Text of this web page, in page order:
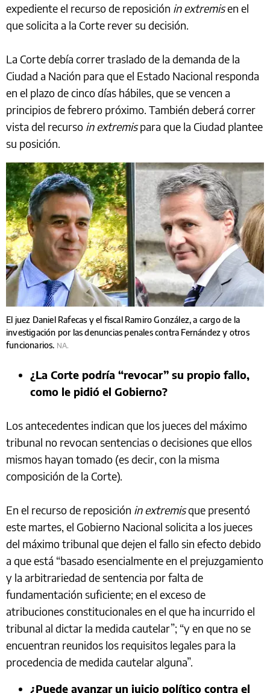
expediente el recurso de reposición in extremisen el
que solicita a la Corte rever su decisión.
La Corte debía correr traslado de la demanda de la
Ciudad a Nación para que el Estado Nacional responda
en el plazo de cinco días hábiles, que se vencen a
principios de febrero próximo. También deberá correr
vista del recurso in extremispara que la Ciudad plantee
su posición.
El juez Daniel Rafecas y el fiscal Ramiro González, a cargo de la
investigación por las denuncias penales contra Fernández y otros
funcionarios. NA.
¿La Corte podría “revocar” su propio fallo,
como le pidió el Gobierno?
Los antecedentes indican que los jueces del máximo
tribunal no revocan sentencias o decisiones que ellos
mismos hayan tomado (es decir, con la misma
composición de la Corte).
En el recurso de reposición in extremisque presentó
este martes, el Gobierno Nacional solicita a los jueces
del máximo tribunal que dejen el fallo sin efecto debido
a que está “basado esencialmente en el prejuzgamiento
y la arbitrariedad de sentencia por falta de
fundamentación suficiente; en el exceso de
atribuciones constitucionales en el que ha incurrido el
tribunal al dictar la medida cautelar”; “y en que no se
encuentran reunidos los requisitos legales para la
procedencia de medida cautelar alguna”.
¿Puede avanzar un juicio político contra el